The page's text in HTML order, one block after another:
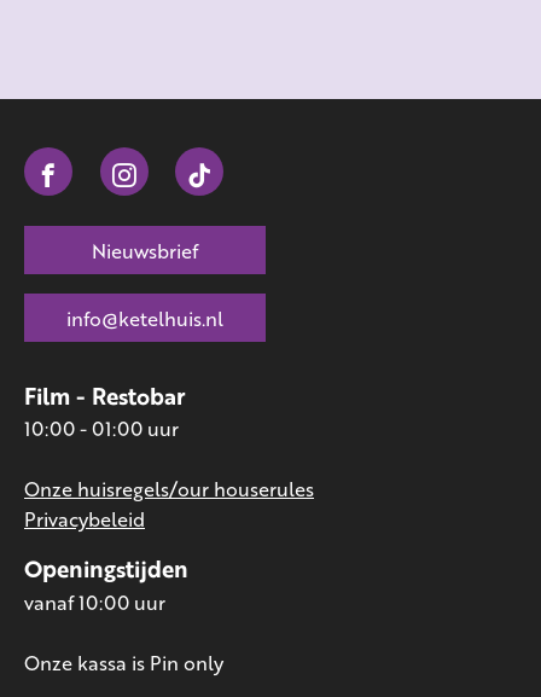
Openingstijden
vanaf 10:00 uur
Onze kassa is Pin only
Film - Restobar
10:00 - 01:00 uur
Onze huisregels/our houserules
Privacybeleid
Nieuwsbrief
info@ketelhuis.nl